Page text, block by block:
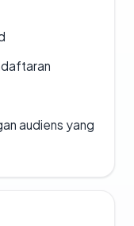
audiens yang